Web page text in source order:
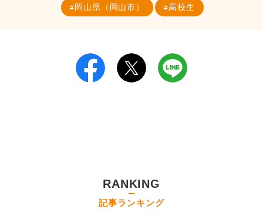
岡山県（岡山市） 高校生
RANKING
記事ランキング